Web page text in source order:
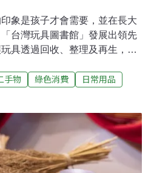
象是孩子才會需要，並在長大
台灣玩具圖書館」發展出領先
具透過回收、整理及再生，成
。除此之外，他們也透過到台
媒介，在各個不同的領域及族
具圖書館協會創辧人蔡延治因工
去就是幾個月，過程中，孩子
年紀還小的孩子經過一家玩具
媽，等我長大以後，我要賺大
手物 綠色消費
日常用品